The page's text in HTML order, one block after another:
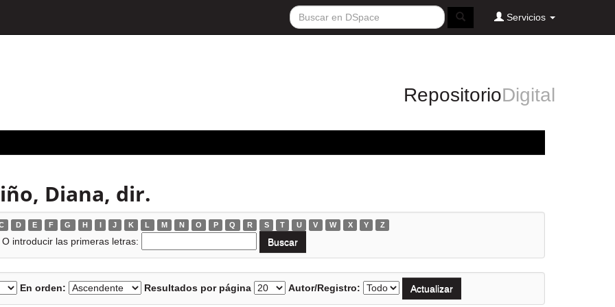
Servicios
RepositorioDigital
Diana, dir.
D E F G H I J K L M N O P Q R S T U V W X Y Z
O introducir las primeras letras:
En orden: Resultados por página Autor/Registro: